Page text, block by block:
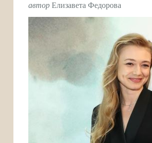
авторЕлизавета Федорова